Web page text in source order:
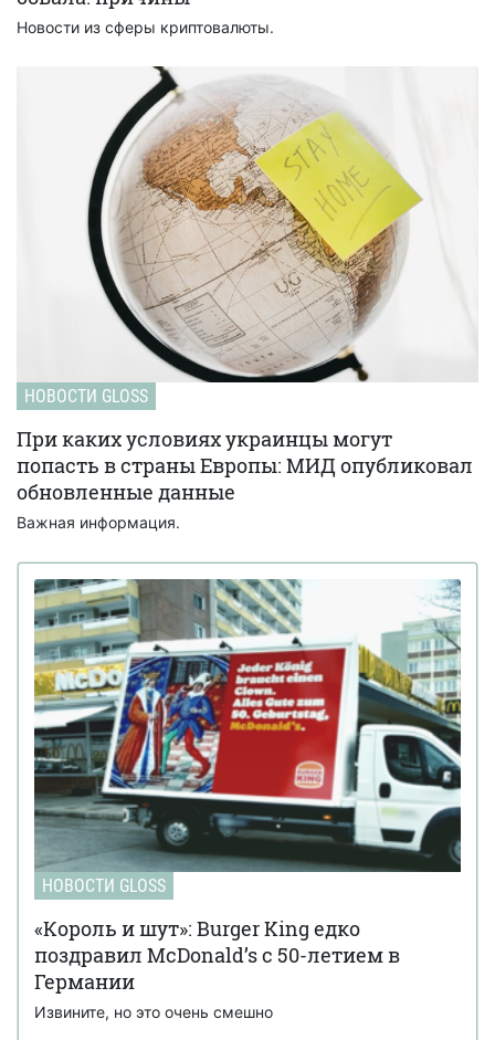
Новости из сферы криптовалюты.
НОВОСТИ GLOSS
При каких условиях украинцы могут
попасть в страны Европы: МИД опубликовал
обновленные данные
Важная информация.
НОВОСТИ GLOSS
«Король и шут»: Burger King едко
поздравил McDonald’s с 50-летием в
Германии
Извините, но это очень смешно